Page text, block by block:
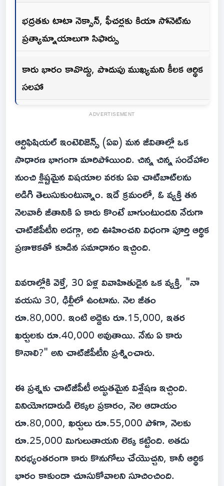
భద్రతకు టాటా నెక్సాన్, ఫీచర్లకు కియా సోనెట్‌ను
ప్రత్యామ్నాయాలుగా సిఫార్సు
కారు భారం కావొద్దు, పొదుపు ముఖ్యమని కీలక ఆర్థిక
సలహా
ADVERTISEMENT
ఆర్టిఫిషియల్ ఇంటెలిజెన్స్ (ఏఐ) మన జీవితాల్లో ఒక
సాధారణ భాగంగా మారిపోయింది. చిన్న చిన్న సందేహాల
నుంచి క్లిష్టమైన విషయాల వరకు ఏఐ చాట్‌బాట్‌లను
అడిగి తెలుసుకుంటున్నాం. ఇదే క్రమంలో, ఓ వ్యక్తి తన
నెలవారీ జీతానికి ఏ కారు కొంటే బాగుంటుందని నేరుగా
చాట్‌జీపీటీని అడగ్గా, అది ఊహించని విధంగా పూర్తి ఆర్థిక
ప్రణాళికతో కూడిన సమాధానం ఇచ్చింది.
వివరాల్లోకి వెళ్తే, 30 ఏళ్ల వివాహితుడైన ఒక వ్యక్తి, "నా
వయసు 30, ఢిల్లీలో ఉంటాను. నెల జీతం
రూ.80,000. ఇంటి అద్దెకు రూ.15,000, ఇతర
ఖర్చులకు రూ.40,000 అవుతాయి. నేను ఏ కారు
కొనాలి?" అని చాట్‌జీపీటీని ప్రశ్నించారు.
ఈ ప్రశ్నకు చాట్‌జీపీటీ అద్భుతమైన విశ్లేషణ ఇచ్చింది.
వినియోగదారుడి లెక్కల ప్రకారం, నెల ఆదాయం
రూ.80,000, ఖర్చులు రూ.55,000 పోగా, నెలకు
రూ.25,000 మిగులుతాయని లెక్క కట్టింది. అతడు
నిరభ్యంతరంగా కారు కొనుగోలు చేయొచ్చని, కానీ ఆర్థిక
భారం కాకుండా చూసుకోవాలని సూచించింది.